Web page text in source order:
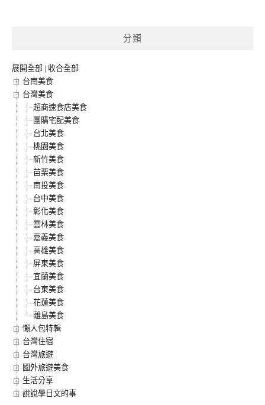
分類
展開全部 | 收合全部
台南美食
台灣美食
超商速食店美食
團購宅配美食
台北美食
桃園美食
新竹美食
苗栗美食
南投美食
台中美食
彰化美食
雲林美食
嘉義美食
高雄美食
屏東美食
宜蘭美食
台東美食
花蓮美食
離島美食
懶人包特輯
台灣住宿
台灣旅遊
國外旅遊美食
生活分享
說說學日文的事